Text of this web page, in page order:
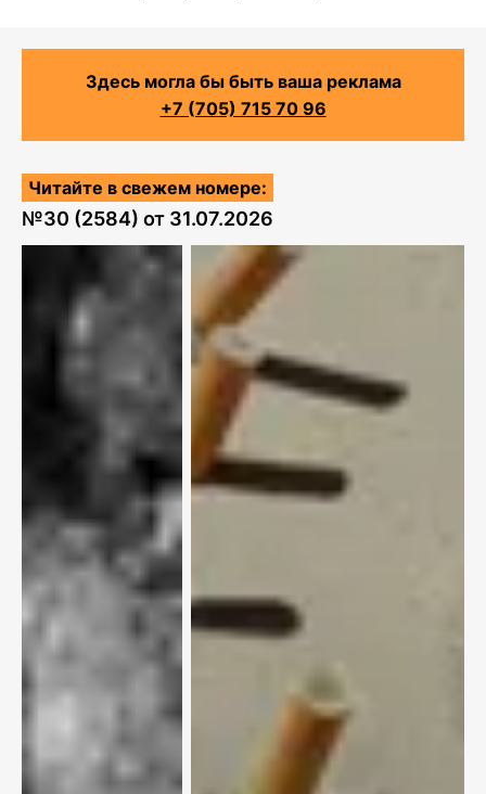
Здесь могла бы быть ваша реклама
+7 (705) 715 70 96
Читайте в свежем номере:
№30 (2584) от 31.07.2026